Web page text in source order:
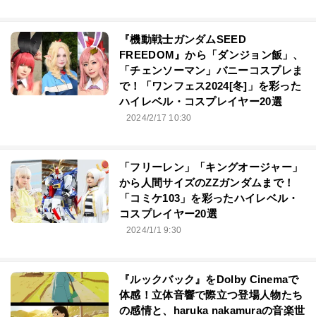
『機動戦士ガンダムSEED
FREEDOM』から「ダンジョン飯」、
「チェンソーマン」バニーコスプレま
で！「ワンフェス2024[冬]」を彩った
ハイレベル・コスプレイヤー20選
2024/2/17 10:30
「フリーレン」「キングオージャー」
から人間サイズのZZガンダムまで！
「コミケ103」を彩ったハイレベル・
コスプレイヤー20選
2024/1/1 9:30
『ルックバック』をDolby Cinemaで
体感！立体音響で際立つ登場人物たち
の感情と、haruka nakamuraの音楽世